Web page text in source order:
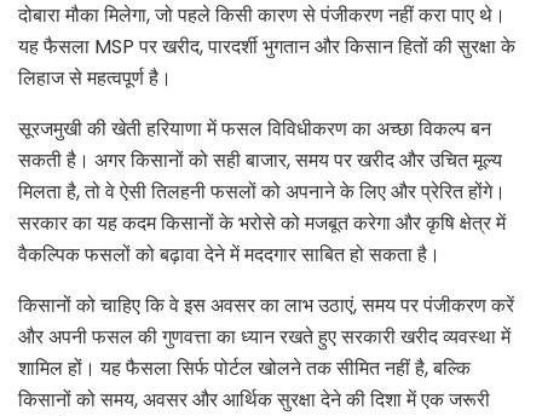
दोबारा मौका मिलेगा, जो पहले किसी कारण से पंजीकरण नहीं करा पाए थे।
यह फैसला MSP पर खरीद, पारदर्शी भुगतान और किसान हितों की सुरक्षा के
लिहाज से महत्वपूर्ण है।
सूरजमुखी की खेती हरियाणा में फसल विविधीकरण का अच्छा विकल्प बन
सकती है। अगर किसानों को सही बाजार, समय पर खरीद और उचित मूल्य
मिलता है, तो वे ऐसी तिलहनी फसलों को अपनाने के लिए और प्रेरित होंगे।
सरकार का यह कदम किसानों के भरोसे को मजबूत करेगा और कृषि क्षेत्र में
वैकल्पिक फसलों को बढ़ावा देने में मददगार साबित हो सकता है।
किसानों को चाहिए कि वे इस अवसर का लाभ उठाएं, समय पर पंजीकरण करें
और अपनी फसल की गुणवत्ता का ध्यान रखते हुए सरकारी खरीद व्यवस्था में
शामिल हों। यह फैसला सिर्फ पोर्टल खोलने तक सीमित नहीं है, बल्कि
किसानों को समय, अवसर और आर्थिक सुरक्षा देने की दिशा में एक जरूरी